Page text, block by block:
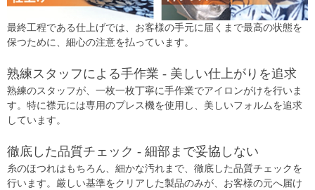
最終工程である仕上げでは、お客様の手元に届くまで最高の状態を
保つために、細心の注意を払っています。
熟練スタッフによる手作業 - 美しい仕上がりを追求
熟練のスタッフが、一枚一枚丁寧に手作業でアイロンがけを行いま
す。特に襟元には専用のプレス機を使用し、美しいフォルムを追求
しています。
徹底した品質チェック - 細部まで妥協しない
糸のほつれはもちろん、細かな汚れまで、徹底した品質チェックを
行います。厳しい基準をクリアした製品のみが、お客様の元へ届け